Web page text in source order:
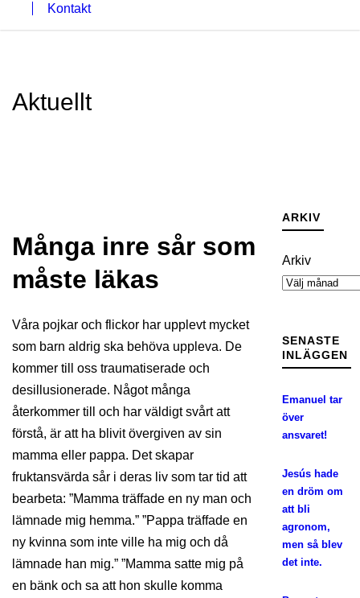
Kontakt
Aktuellt
Många inre sår som
måste läkas
Våra pojkar och flickor har upplevt mycket
som barn aldrig ska behöva uppleva. De
kommer till oss traumatiserade och
desillusionerade. Något många
återkommer till och har väldigt svårt att
förstå, är att ha blivit övergiven av sin
mamma eller pappa. Det skapar
fruktansvärda sår i deras liv som tar tid att
bearbeta: ”Mamma träffade en ny man och
lämnade mig hemma.” ”Pappa träffade en
ny kvinna som inte ville ha mig och då
lämnade han mig.” ”Mamma satte mig på
en bänk och sa att hon skulle komma
ARKIV
Arkiv
SENASTE
INLÄGGEN
Emanuel tar
över
ansvaret!
Jesús hade
en dröm om
att bli
agronom,
men så blev
det inte.